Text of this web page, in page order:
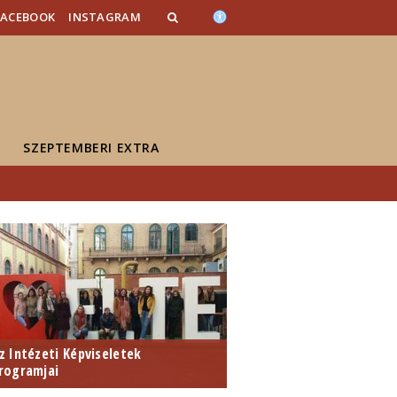
INSTAGRAM
SZEPTEMBERI EXTRA
Intézeti Képviseletek